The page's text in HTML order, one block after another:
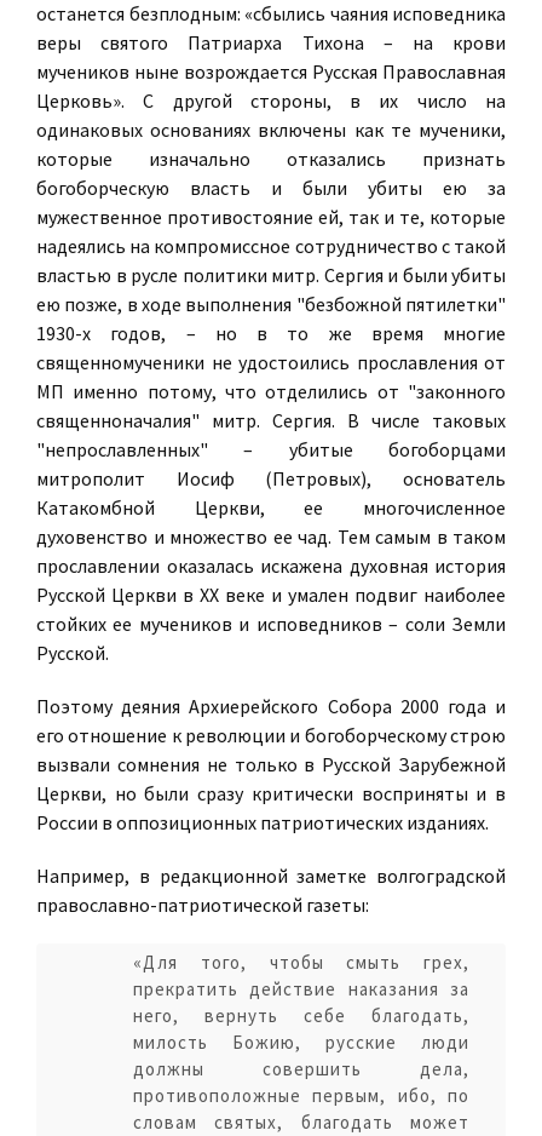
останется безплодным: «сбылись чаяния исповедника
веры святого Патриарха Тихона – на крови
мучеников ныне возрождается Русская Православная
Церковь». С другой стороны, в их число на
одинаковых основаниях включены как те мученики,
которые изначально отказались признать
богоборческую власть и были убиты ею за
мужественное противостояние ей, так и те, которые
надеялись на компромиссное сотрудничество с такой
властью в русле политики митр. Сергия и были убиты
ею позже, в ходе выполнения "безбожной пятилетки"
1930-х годов, – но в то же время многие
священномученики не удостоились прославления от
МП именно потому, что отделились от "законного
священноначалия" митр. Сергия. В числе таковых
"непрославленных" – убитые богоборцами
митрополит Иосиф (Петровых), основатель
Катакомбной Церкви, ее многочисленное
духовенство и множество ее чад. Тем самым в таком
прославлении оказалась искажена духовная история
Русской Церкви в ХХ веке и умален подвиг наиболее
стойких ее мучеников и исповедников – соли Земли
Русской.
Поэтому деяния Архиерейского Собора 2000 года и
его отношение к революции и богоборческому строю
вызвали сомнения не только в Русской Зарубежной
Церкви, но были сразу критически восприняты и в
России в оппозиционных патриотических изданиях.
Например, в редакционной заметке волгоградской
православно-патриотической газеты:
«Для того, чтобы смыть грех,
прекратить действие наказания за
него, вернуть себе благодать,
милость Божию, русские люди
должны совершить дела,
противоположные первым, ибо, по
словам святых, благодать может